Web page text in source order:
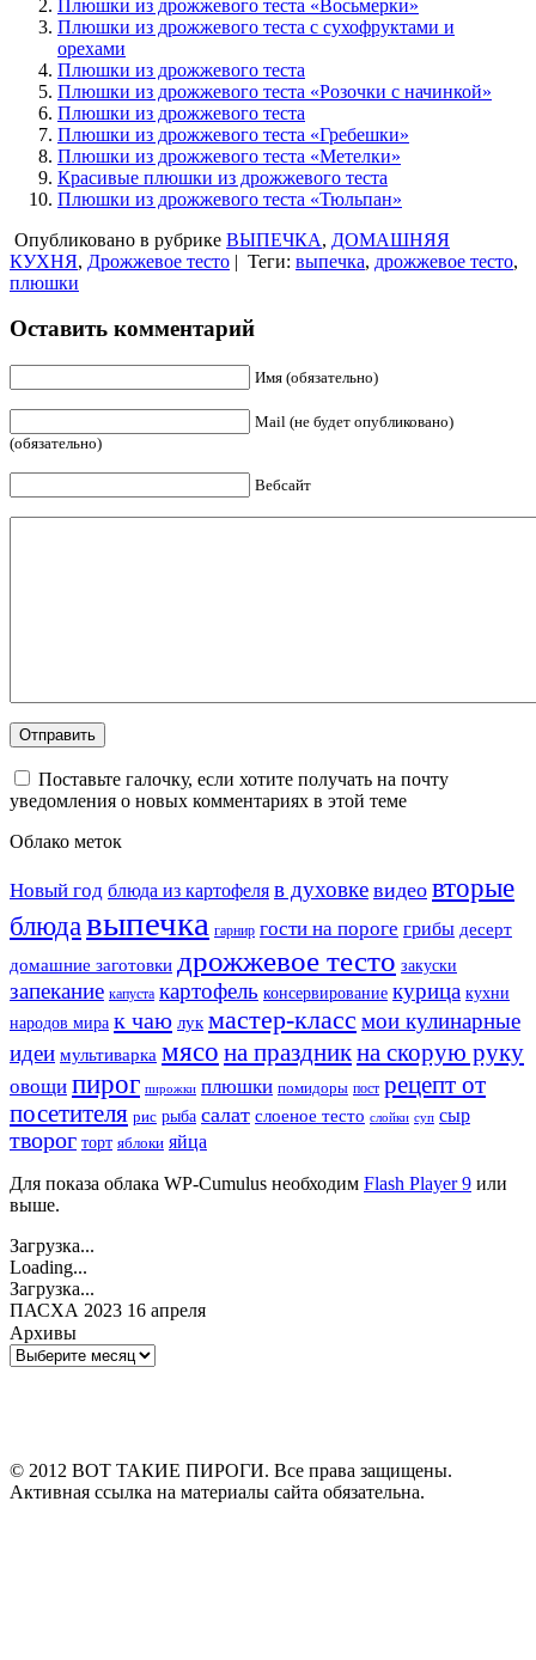
Плюшки из дрожжевого теста «Восьмерки»
Плюшки из дрожжевого теста с сухофруктами и
орехами
Плюшки из дрожжевого теста
Плюшки из дрожжевого теста «Розочки с начинкой»
Плюшки из дрожжевого теста
Плюшки из дрожжевого теста «Гребешки»
Плюшки из дрожжевого теста «Метелки»
Красивые плюшки из дрожжевого теста
Плюшки из дрожжевого теста «Тюльпан»
Опубликовано в рубрике ВЫПЕЧКА, ДОМАШНЯЯ
КУХНЯ, Дрожжевое тесто | Теги: выпечка, дрожжевое тесто,
плюшки
Оставить комментарий
Имя (обязательно)
Mail (не будет опубликовано)
(обязательно)
Вебсайт
Поставьте галочку, если хотите получать на почту
уведомления о новых комментариях в этой теме
Облако меток
Новый год блюда из картофеля в духовке видео вторые
блюдавыпечка гарнир гости на пороге грибы десерт
домашние заготовки дрожжевое тесто закуски
запекание капуста картофель консервирование курица кухни
народов мира к чаю лук мастер-класс мои кулинарные
идеи мультиварка мясо на праздникна скорую руку
овощи пирог пирожки плюшки помидоры пост рецепт от
посетителя рис рыба салат слоеное тесто слойки суп сыр
творог торт яблоки яйца
Для показа облака WP-Cumulus необходим Flash Player 9 или
выше.
Загрузка...
Loading...
Загрузка...
ПАСХА 2023 16 апреля
Архивы
Архивы
© 2012 ВОТ ТАКИЕ ПИРОГИ. Все права защищены.
Активная ссылка на материалы сайта обязательна.